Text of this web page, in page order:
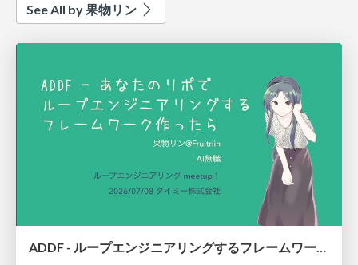
See All by 果物リン
ADDF - ループエンジニアリングするフレームワークを作ったら/I Didn't Set Out to Build Loop Engineering, But ADDF Did